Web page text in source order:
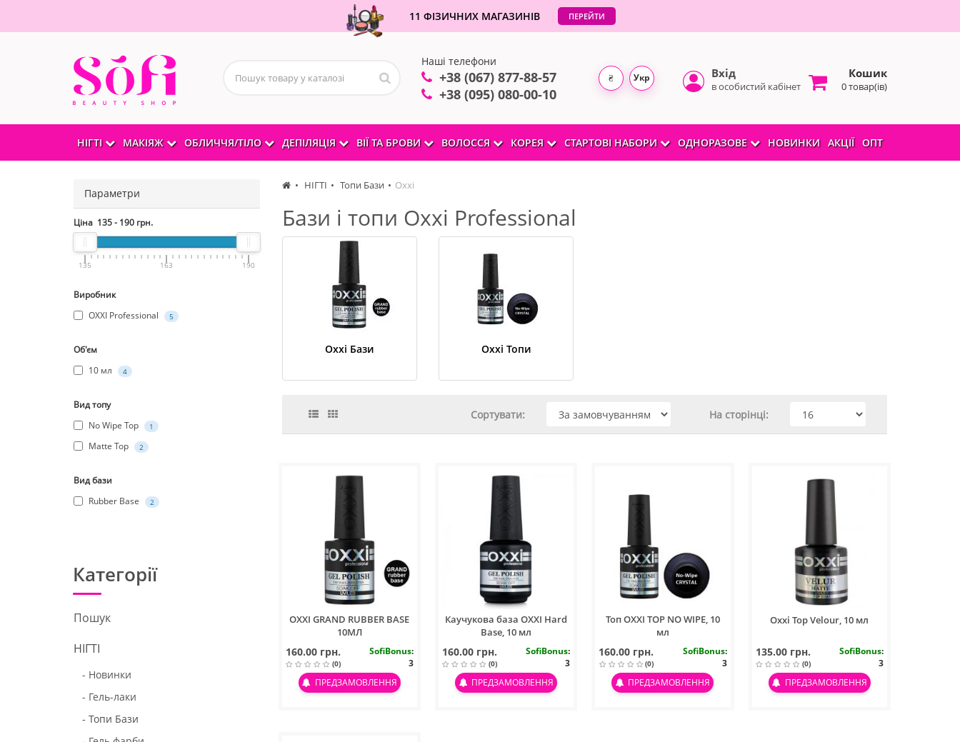
11 ФІЗИЧНИХ МАГАЗИНІВ ПЕРЕЙТИ
Наші телефони
+38 (067) 877-88-57
+38 (095) 080-00-10
₴ Укр Вхід
в особистий кабінет
Кошик
0 товар(ів)
НІГТІ МАКІЯЖ ОБЛИЧЧЯ/ТІЛО ДЕПІЛЯЦІЯ ВІЇ ТА БРОВИ ВОЛОССЯ КОРЕЯ СТАРТОВІ НАБОРИ ОДНОРАЗОВЕ НОВИНКИ АКЦІЇ ОПТ
Параметри
Ціна 135- 190 грн.
135 163 190
Виробник
OXXI Professional
5
Об'єм
10 мл
4
Вид топу
No Wipe Top
1
Matte Top 2
Вид бази
Rubber Base
2
Категорії
Пошук
НІГТІ
- Новинки
- Гель-лаки
- Топи Бази
НІГТІ Топи Бази Оххі
Бази і топи Oxxi Professional
Oxxi Бази Oxxi Топи
Сортувати: На сторінці:
OXXI GRAND RUBBER BASE
10МЛ
160.00 грн.
(0)
SofiBonus:
3
ПРЕДЗАМОВЛЕННЯ
Каучукова база OXXI Hard
Base, 10 мл
160.00 грн.
(0)
SofiBonus:
3
ПРЕДЗАМОВЛЕННЯ
Топ OXXI TOP NO WIPE, 10
мл
160.00 грн.
(0)
SofiBonus:
3
ПРЕДЗАМОВЛЕННЯ
Oxxi Top Velour, 10 мл
135.00 грн.
(0)
SofiBonus:
3
ПРЕДЗАМОВЛЕННЯ